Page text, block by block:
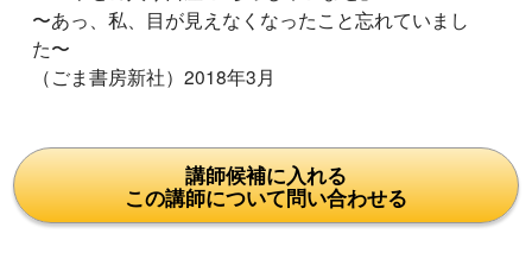
〜あっ、私、目が見えなくなったこと忘れていまし
た〜
（ごま書房新社）2018年3月
講師候補に入れる
この講師について問い合わせる